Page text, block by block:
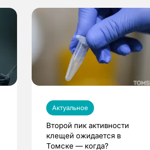
Актуальное
Второй пик активности
клещей ожидается в
Томске — когда?